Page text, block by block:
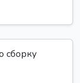
сборку